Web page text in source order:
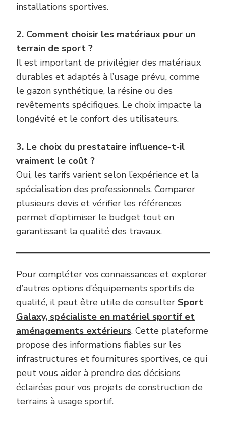
installations sportives.
2. Comment choisir les matériaux pour un
terrain de sport ?
Il est important de privilégier des matériaux
durables et adaptés à l’usage prévu, comme
le gazon synthétique, la résine ou des
revêtements spécifiques. Le choix impacte la
longévité et le confort des utilisateurs.
3. Le choix du prestataire influence-t-il
vraiment le coût ?
Oui, les tarifs varient selon l’expérience et la
spécialisation des professionnels. Comparer
plusieurs devis et vérifier les références
permet d’optimiser le budget tout en
garantissant la qualité des travaux.
Pour compléter vos connaissances et explorer
d’autres options d’équipements sportifs de
qualité, il peut être utile de consulter Sport
Galaxy, spécialiste en matériel sportif et
aménagements extérieurs. Cette plateforme
propose des informations fiables sur les
infrastructures et fournitures sportives, ce qui
peut vous aider à prendre des décisions
éclairées pour vos projets de construction de
terrains à usage sportif.